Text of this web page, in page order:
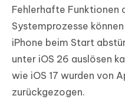
Fehlerhafte
Systemprozesse
iPhone beim Start
unter iOS 26 auslösen
wie iOS 17 wurden von
zurückgezogen.